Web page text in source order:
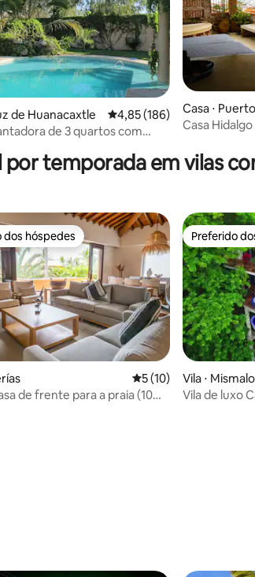
de 5, 20 avaliações
de Huanacaxtle 4,85 de uma avaliação
4,85 (186)
de 3 quartos com
Casa ⋅
o
Casa
por temporada em vilas
de 5, 12 avaliações
dos hóspedes
dos hóspedes
5 de uma avaliação
5 (10)
de frente para a praia (10
Preferido
Preferido
Vila ⋅
Vila de luxo